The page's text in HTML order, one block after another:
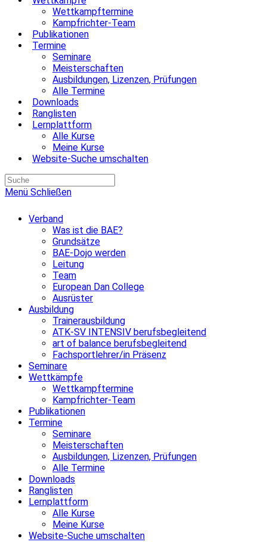
Wettkampftermine
Kampfrichter-Team
Publikationen
Termine
Seminare
Meisterschaften
Ausbildungen, Lizenzen, Prüfungen
Alle Termine
Downloads
Ranglisten
Lernplattform
Alle Kurse
Meine Kurse
Website-Suche umschalten
Menü Schließen
Verband
Was ist die BAE?
Grundsätze
BAE-Dojo werden
Leitung
Team
European Dan College
Ausrüster
Ausbildung
Trainerausbildung
ATK-SV INTENSIV berufsbegleitend
art of balance berufsbegleitend
Fachsportlehrer/in Präsenz
Seminare
Wettkämpfe
Wettkampftermine
Kampfrichter-Team
Publikationen
Termine
Seminare
Meisterschaften
Ausbildungen, Lizenzen, Prüfungen
Alle Termine
Downloads
Ranglisten
Lernplattform
Alle Kurse
Meine Kurse
Website-Suche umschalten